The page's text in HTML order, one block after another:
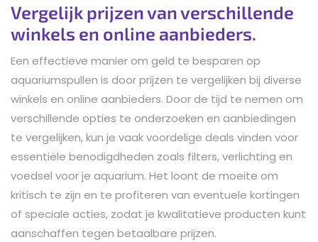
Vergelijk prijzen van verschillende
winkels en online aanbieders.
Een effectieve manier om geld te besparen op
aquariumspullen is door prijzen te vergelijken bij diverse
winkels en online aanbieders. Door de tijd te nemen om
verschillende opties te onderzoeken en aanbiedingen
te vergelijken, kun je vaak voordelige deals vinden voor
essentiële benodigdheden zoals filters, verlichting en
voedsel voor je aquarium. Het loont de moeite om
kritisch te zijn en te profiteren van eventuele kortingen
of speciale acties, zodat je kwalitatieve producten kunt
aanschaffen tegen betaalbare prijzen.